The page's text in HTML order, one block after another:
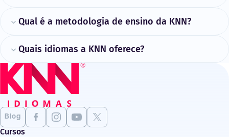
Qual é a metodologia de ensino da KNN?
Quais idiomas a KNN oferece?
Blog
Cursos